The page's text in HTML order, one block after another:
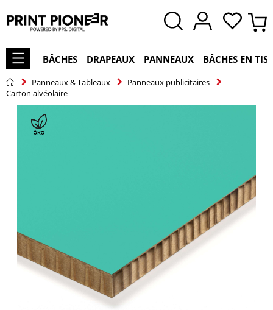
BÂCHES DRAPEAUX PANNEAUX BÂCHES EN
Panneaux & Tableaux
Panneaux publicitaires
Carton alvéolaire
Skip